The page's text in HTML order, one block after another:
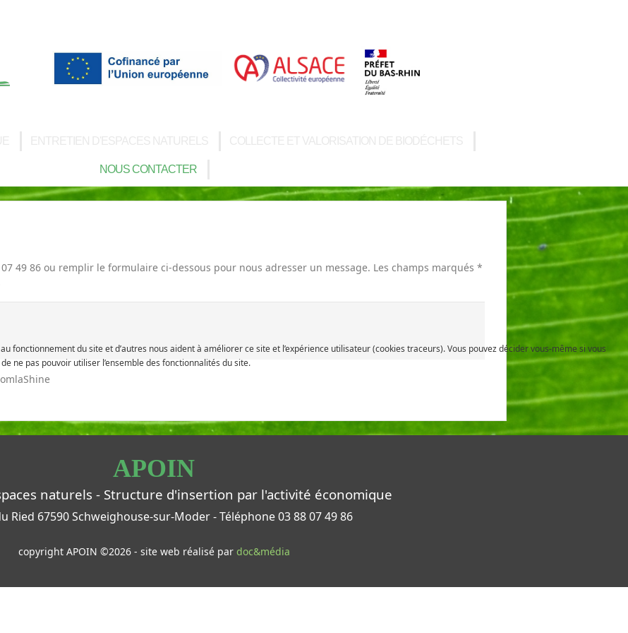
NOUS CONTACTER
49 86 ou remplir le formulaire ci-dessous pour nous adresser un message. Les champs marqués *
APOIN
naturels - Structure d'insertion par l'activité économique
Ried 67590 Schweighouse-sur-Moder - Téléphone03 88 07 49 86
copyright APOIN ©2026 - site web réalisé par doc&média
fonctionnement du site et d’autres nous aident à améliorer ce site et l’expérience utilisateur (cookies traceurs). Vous pouvez décider vous-même si vous
ne pas pouvoir utiliser l’ensemble des fonctionnalités du site.